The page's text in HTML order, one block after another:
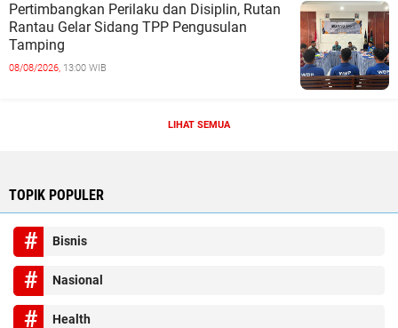
Pertimbangkan Perilaku dan Disiplin, Rutan
Rantau Gelar Sidang TPP Pengusulan
Tamping
08/08/2026, 13:00 WIB
LIHAT SEMUA
TOPIK POPULER
Bisnis
Nasional
Health